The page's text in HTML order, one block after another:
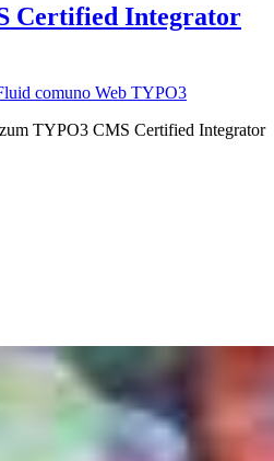
Certified Integrator
comuno Web TYPO3
TYPO3 CMS Certified Integrator